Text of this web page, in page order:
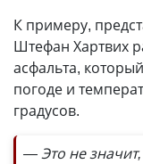
К примеру,
Штефан Хартвих
асфальта,
погоде и
градусов.
— Это не